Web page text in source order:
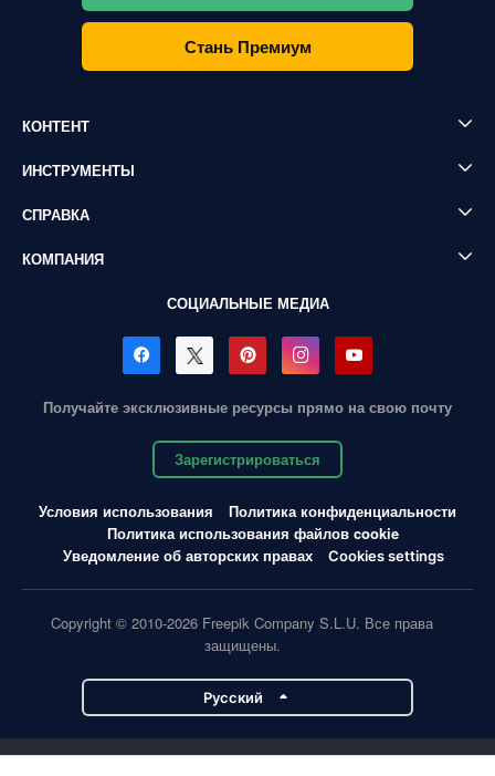
Стань Премиум
КОНТЕНТ
ИНСТРУМЕНТЫ
СПРАВКА
КОМПАНИЯ
СОЦИАЛЬНЫЕ МЕДИА
Получайте эксклюзивные ресурсы прямо на свою почту
Зарегистрироваться
Условия использования
Политика конфиденциальности
Политика использования файлов cookie
Уведомление об авторских правах
Cookies settings
Copyright © 2010-2026 Freepik Company S.L.U. Все права
защищены.
Pусский